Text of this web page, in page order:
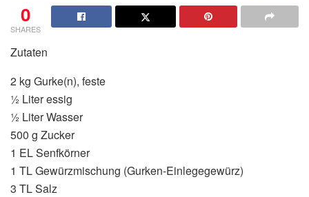
0
SHARES
Zutaten
2 kg Gurke(n), feste
½ Liter essig
½ Liter Wasser
500 g Zucker
1 EL Senfkörner
1 TL Gewürzmischung (Gurken-Einlegegewürz)
3 TL Salz